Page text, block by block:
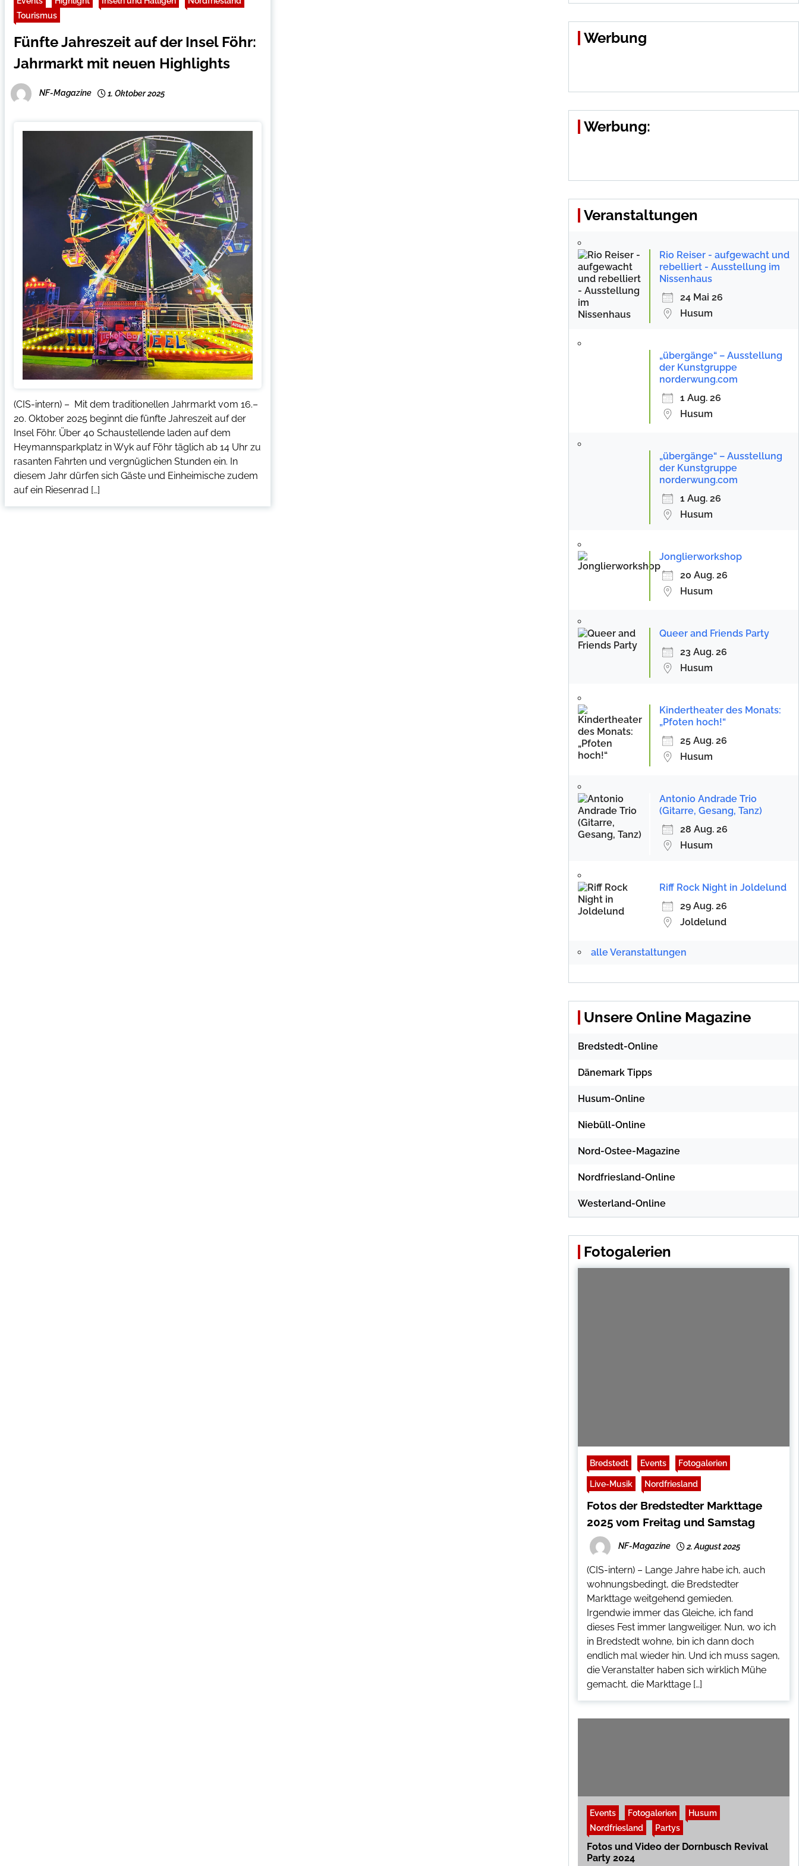
Tourismus
Fünfte Jahreszeit auf der Insel Föhr:
Jahrmarkt mit neuen Highlights
NF-Magazine 1. Oktober 2025
(CIS-intern) – Mit dem traditionellen Jahrmarkt vom 16.–
20. Oktober 2025 beginnt die fünfte Jahreszeit auf der
Insel Föhr. Über 40 Schaustellende laden auf dem
Heymannsparkplatz in Wyk auf Föhr täglich ab 14 Uhr zu
rasanten Fahrten und vergnüglichen Stunden ein. In
diesem Jahr dürfen sich Gäste und Einheimische zudem
auf ein Riesenrad […]
Werbung
Werbung:
Veranstaltungen
Rio Reiser - aufgewacht und
rebelliert - Ausstellung im
Nissenhaus
24 Mai 26
Husum
„übergänge“ – Ausstellung
der Kunstgruppe
norderwung.com
1 Aug. 26
Husum
„übergänge“ – Ausstellung
der Kunstgruppe
norderwung.com
1 Aug. 26
Husum
Jonglierworkshop
20 Aug. 26
Husum
Queer and Friends Party
23 Aug. 26
Husum
Kindertheater des Monats:
„Pfoten hoch!“
25 Aug. 26
Husum
Antonio Andrade Trio
(Gitarre, Gesang, Tanz)
28 Aug. 26
Husum
Riff Rock Night in Joldelund
29 Aug. 26
Joldelund
alle Veranstaltungen
Unsere Online Magazine
Bredstedt-Online
Dänemark Tipps
Husum-Online
Niebüll-Online
Nord-Ostee-Magazine
Nordfriesland-Online
Westerland-Online
Fotogalerien
Bredstedt Events Fotogalerien
Live-Musik Nordfriesland
Fotos der Bredstedter Markttage
2025 vom Freitag und Samstag
NF-Magazine 2. August 2025
(CIS-intern) – Lange Jahre habe ich, auch
wohnungsbedingt, die Bredstedter
Markttage weitgehend gemieden.
Irgendwie immer das Gleiche, ich fand
dieses Fest immer langweiliger. Nun, wo ich
in Bredstedt wohne, bin ich dann doch
endlich mal wieder hin. Und ich muss sagen,
die Veranstalter haben sich wirklich Mühe
gemacht, die Markttage […]
Events Fotogalerien
Husum
Nordfriesland
Partys
Fotos und Video der Dornbusch Revival
Party 2024